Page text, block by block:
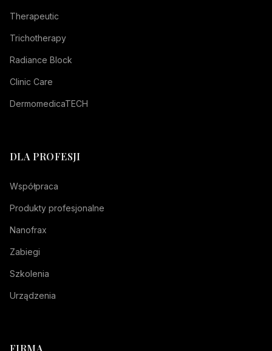
Therapeutic
Trichotherapy
Radiance Block
Clinic Care
DermomedicaTECH
DLA PROFESJI
Współpraca
Produkty profesjonalne
Nanofrax
Zabiegi
Szkolenia
Urządzenia
FIRMA